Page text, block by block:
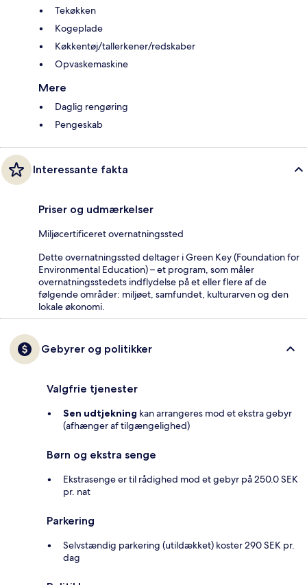
Tekøkken
Kogeplade
Køkkentøj/tallerkener/redskaber
Opvaskemaskine
Mere
Daglig rengøring
Pengeskab
Interessante fakta
Priser og udmærkelser
Miljøcertificeret overnatningssted
Dette overnatningssted deltager i Green Key (Foundation for
Environmental Education) – et program, som måler
overnatningsstedets indflydelse på et eller flere af de
følgende områder: miljøet, samfundet, kulturarven og den
lokale økonomi.
Gebyrer og politikker
Valgfrie tjenester
Sen udtjekning kan arrangeres mod et ekstra gebyr
(afhænger af tilgængelighed)
Børn og ekstra senge
Ekstrasenge er til rådighed mod et gebyr på 250.0 SEK
pr. nat
Parkering
Selvstændig parkering (utildækket) koster 290 SEK pr.
dag